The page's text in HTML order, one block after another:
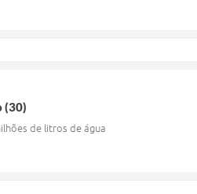
(30)
de litros de água